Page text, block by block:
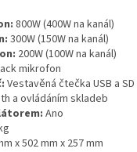
800W (400W na kanál)
300W (150W na kanál)
200W (100W na kanál)
mikrofon
Vestavěná čtečka USB a
a ovládáním skladeb
Ano
x 502 mm x 257 mm